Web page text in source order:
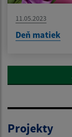
11.05.2023
Deň matiek
Projekty